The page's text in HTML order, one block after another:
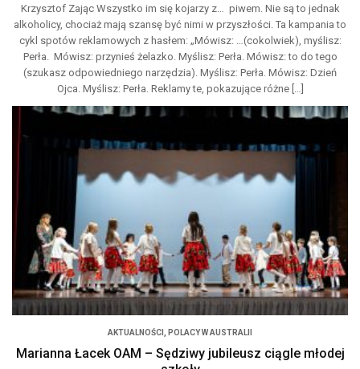
Krzysztof Zając Wszystko im się kojarzy z… piwem. Nie są to jednak
alkoholicy, chociaż mają szansę być nimi w przyszłości. Ta kampania to
cykl spotów reklamowych z hasłem: „Mówisz: …(cokolwiek), myślisz:
Perła. Mówisz: przynieś żelazko. Myślisz: Perła. Mówisz: to do tego
(szukasz odpowiedniego narzędzia). Myślisz: Perła. Mówisz: Dzień
Ojca. Myślisz: Perła. Reklamy te, pokazujące różne […]
AKTUALNOŚCI POLACY W AUSTRALII
Marianna Łacek OAM – Sędziwy jubileusz ciągle młodej